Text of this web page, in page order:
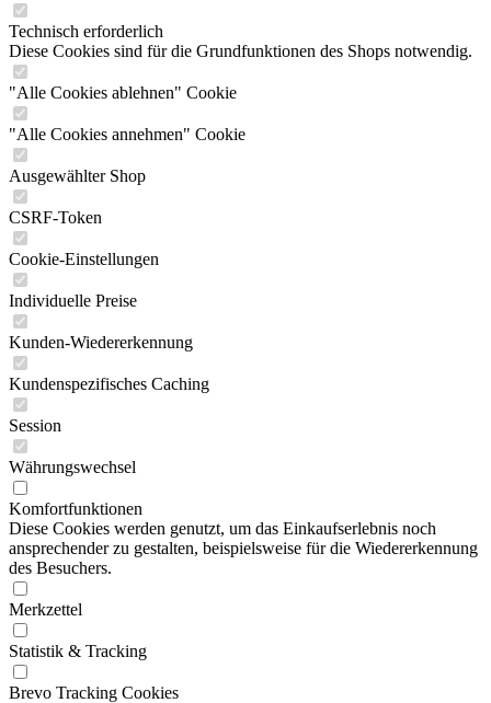
Technisch erforderlich
Diese Cookies sind für die Grundfunktionen des Shops notwendig.
"Alle Cookies ablehnen" Cookie
"Alle Cookies annehmen" Cookie
Ausgewählter Shop
CSRF-Token
Cookie-Einstellungen
Individuelle Preise
Kunden-Wiedererkennung
Kundenspezifisches Caching
Session
Währungswechsel
Komfortfunktionen
Diese Cookies werden genutzt, um das Einkaufserlebnis noch
ansprechender zu gestalten, beispielsweise für die Wiedererkennung
des Besuchers.
Merkzettel
Statistik & Tracking
Brevo Tracking Cookies